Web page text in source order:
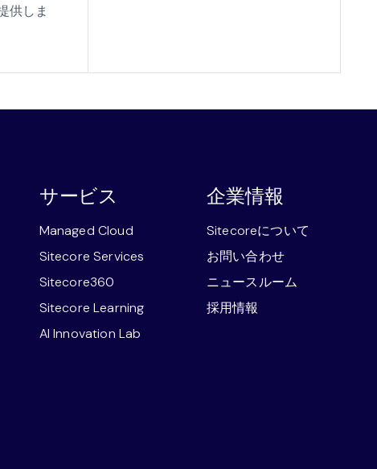
供しま
サービス
Managed Cloud
Sitecore Services
Sitecore360
Sitecore Learning
AI Innovation Lab
企業情報
Sitecoreについて
お問い合わせ
ニュースルーム
採用情報